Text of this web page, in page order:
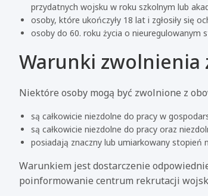
przydatnych wojsku w roku szkolnym lub
osoby, które ukończyły 18 lat i zgłosiły się
osoby do 60. roku życia o nieuregulowanym
Warunki zwolnienia
Niektóre osoby mogą być zwolnione z
są całkowicie niezdolne do pracy w
są całkowicie niezdolne do pracy oraz
posiadają znaczny lub umiarkowany stopień
Warunkiem jest dostarczenie
poinformowanie centrum rekrutacji